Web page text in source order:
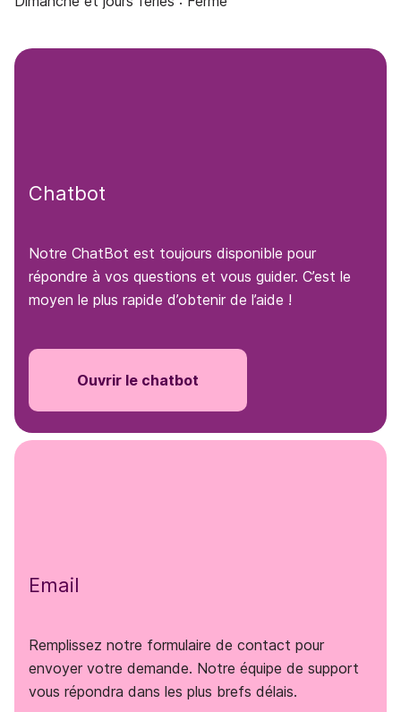
Chatbot
Notre ChatBot est toujours disponible pour
répondre à vos questions et vous guider. C’est le
moyen le plus rapide d’obtenir de l’aide !
Ouvrir le chatbot
Email
Remplissez notre formulaire de contact pour
envoyer votre demande. Notre équipe de support
vous répondra dans les plus brefs délais.